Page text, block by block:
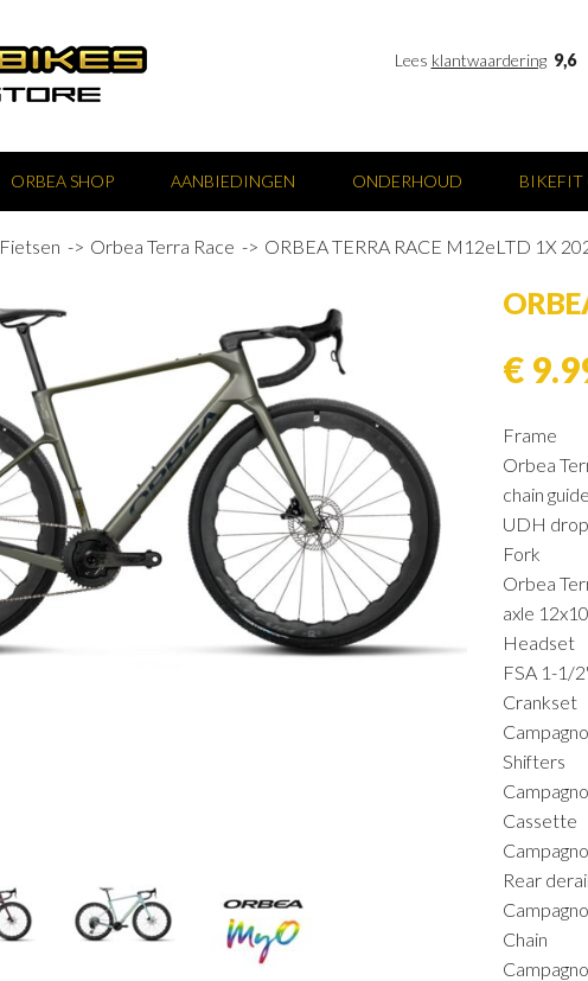
Lees klantwaardering 9,6
ORBEA SHOP AANBIEDINGEN ONDERHOUD BIKEFIT
Fietsen Orbea Terra Race ORBEA TERRA RACE M12eLTD 1X
€
Frame
Orbea
chain
UDH
Fork
Orbea
axle
Headset
FSA 1-1/
Crankset
Shifters
Cassette
Rear
Chain